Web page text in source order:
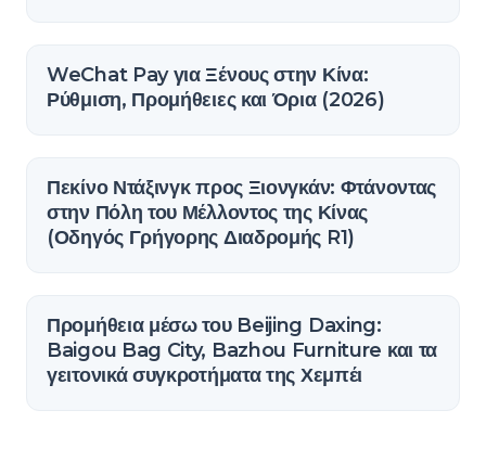
WeChat Pay για Ξένους στην Κίνα:
Ρύθμιση, Προμήθειες και Όρια (2026)
Πεκίνο Ντάξινγκ προς Ξιονγκάν: Φτάνοντας
στην Πόλη του Μέλλοντος της Κίνας
(Οδηγός Γρήγορης Διαδρομής R1)
Προμήθεια μέσω του Beijing Daxing:
Baigou Bag City, Bazhou Furniture και τα
γειτονικά συγκροτήματα της Χεμπέι